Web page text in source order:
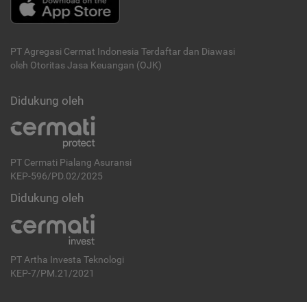
PT Agregasi Cermat Indonesia Terdaftar dan Diawasi
oleh Otoritas Jasa Keuangan (OJK)
Didukung oleh
PT Cermati Pialang Asuransi
KEP-596/PD.02/2025
Didukung oleh
PT Artha Investa Teknologi
KEP-7/PM.21/2021